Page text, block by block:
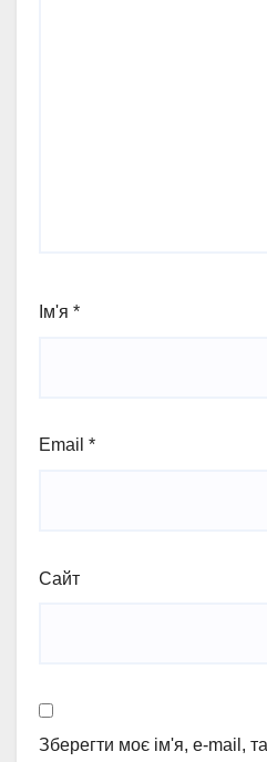
Ім'я *
Email *
Сайт
Зберегти моє ім'я, e-mail,